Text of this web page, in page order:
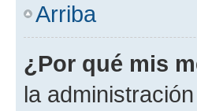
Arriba
¿Por qué mis
la